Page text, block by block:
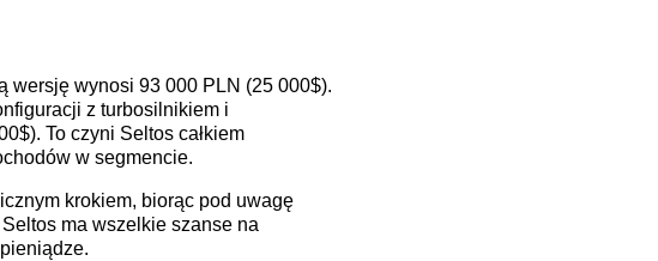
wynosi 93 000 PLN (25 000$).
z turbosilnikiem i
To czyni Seltos całkiem
w segmencie.
krokiem, biorąc pod uwagę
ma wszelkie szanse na